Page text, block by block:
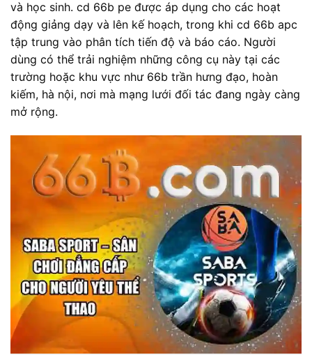
và học sinh. cd 66b pe được áp dụng cho các hoạt
động giảng dạy và lên kế hoạch, trong khi cd 66b apc
tập trung vào phân tích tiến độ và báo cáo. Người
dùng có thể trải nghiệm những công cụ này tại các
trường hoặc khu vực như 66b trần hưng đạo, hoàn
kiếm, hà nội, nơi mà mạng lưới đối tác đang ngày càng
mở rộng.